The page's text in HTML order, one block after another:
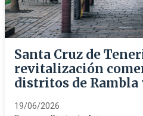
Santa Cruz de
revitalización
distritos de Rambla
19/06/2026